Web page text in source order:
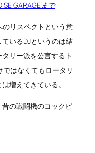
GARAGEまで
のリスペクトという意
いるDJというのは結
リー派を公言するト
ではなくてもロータリ
増えてきている。
の戦闘機のコックピ